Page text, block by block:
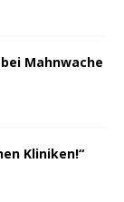
Mahnwache
Kliniken!“